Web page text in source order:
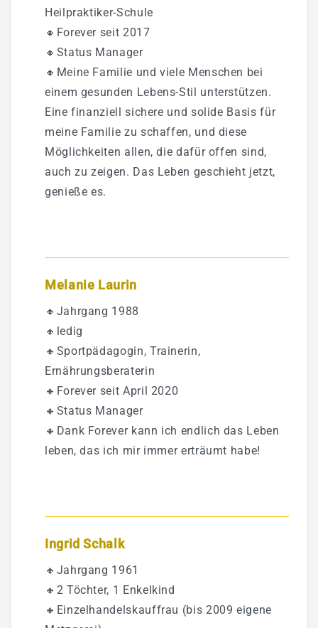
Heilpraktiker-Schule
🔸Forever seit 2017
🔸Status Manager
🔸Meine Familie und viele Menschen bei
einem gesunden Lebens-Stil unterstützen.
Eine finanziell sichere und solide Basis für
meine Familie zu schaffen, und diese
Möglichkeiten allen, die dafür offen sind,
auch zu zeigen. Das Leben geschieht jetzt,
genieße es.
Melanie Laurin
🔸Jahrgang 1988
🔸ledig
🔸Sportpädagogin, Trainerin,
Ernährungsberaterin
🔸Forever seit April 2020
🔸Status Manager
🔸Dank Forever kann ich endlich das Leben
leben, das ich mir immer erträumt habe!
Ingrid Schalk
🔸Jahrgang 1961
🔸2 Töchter, 1 Enkelkind
🔸Einzelhandelskauffrau (bis 2009 eigene